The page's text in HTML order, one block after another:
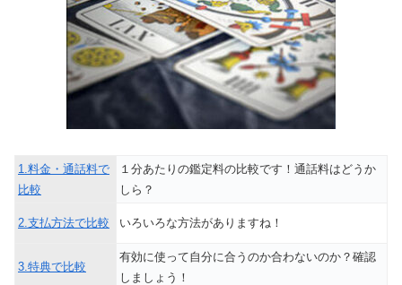
1.料金・通話料で
比較
１分あたりの鑑定料の比較です！通話料はどうか
しら？
2.支払方法で比較 いろいろな方法がありますね！
3.特典で比較
有効に使って自分に合うのか合わないのか？確認
しましょう！